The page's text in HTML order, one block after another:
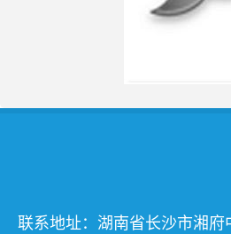
联系地址：湖南省长沙市湘